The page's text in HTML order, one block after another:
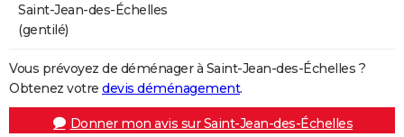
Saint-Jean-des-Échelles
(gentilé)
Vous prévoyez de déménager à Saint-Jean-des-Échelles ?
Obtenez votre devis déménagement.
Donner mon avis sur Saint-Jean-des-Échelles